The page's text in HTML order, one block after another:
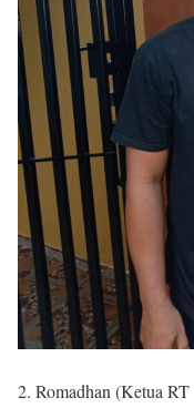
2. Romadhan (Ketua